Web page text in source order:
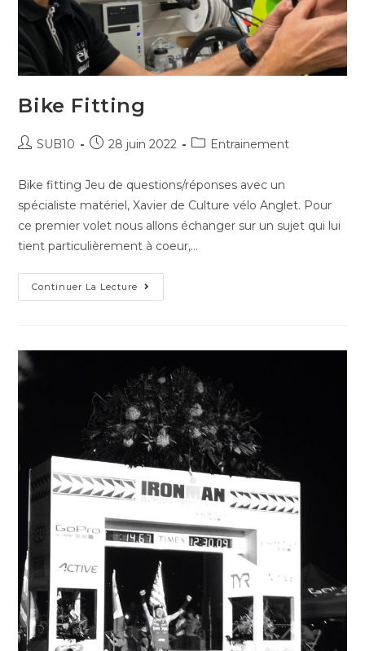
Bike Fitting
SUB10 28 juin 2022 Entrainement
Bike fitting Jeu de questions/réponses avec un
spécialiste matériel, Xavier de Culture vélo Anglet. Pour
ce premier volet nous allons échanger sur un sujet qui lui
tient particulièrement à coeur,…
Continuer La Lecture